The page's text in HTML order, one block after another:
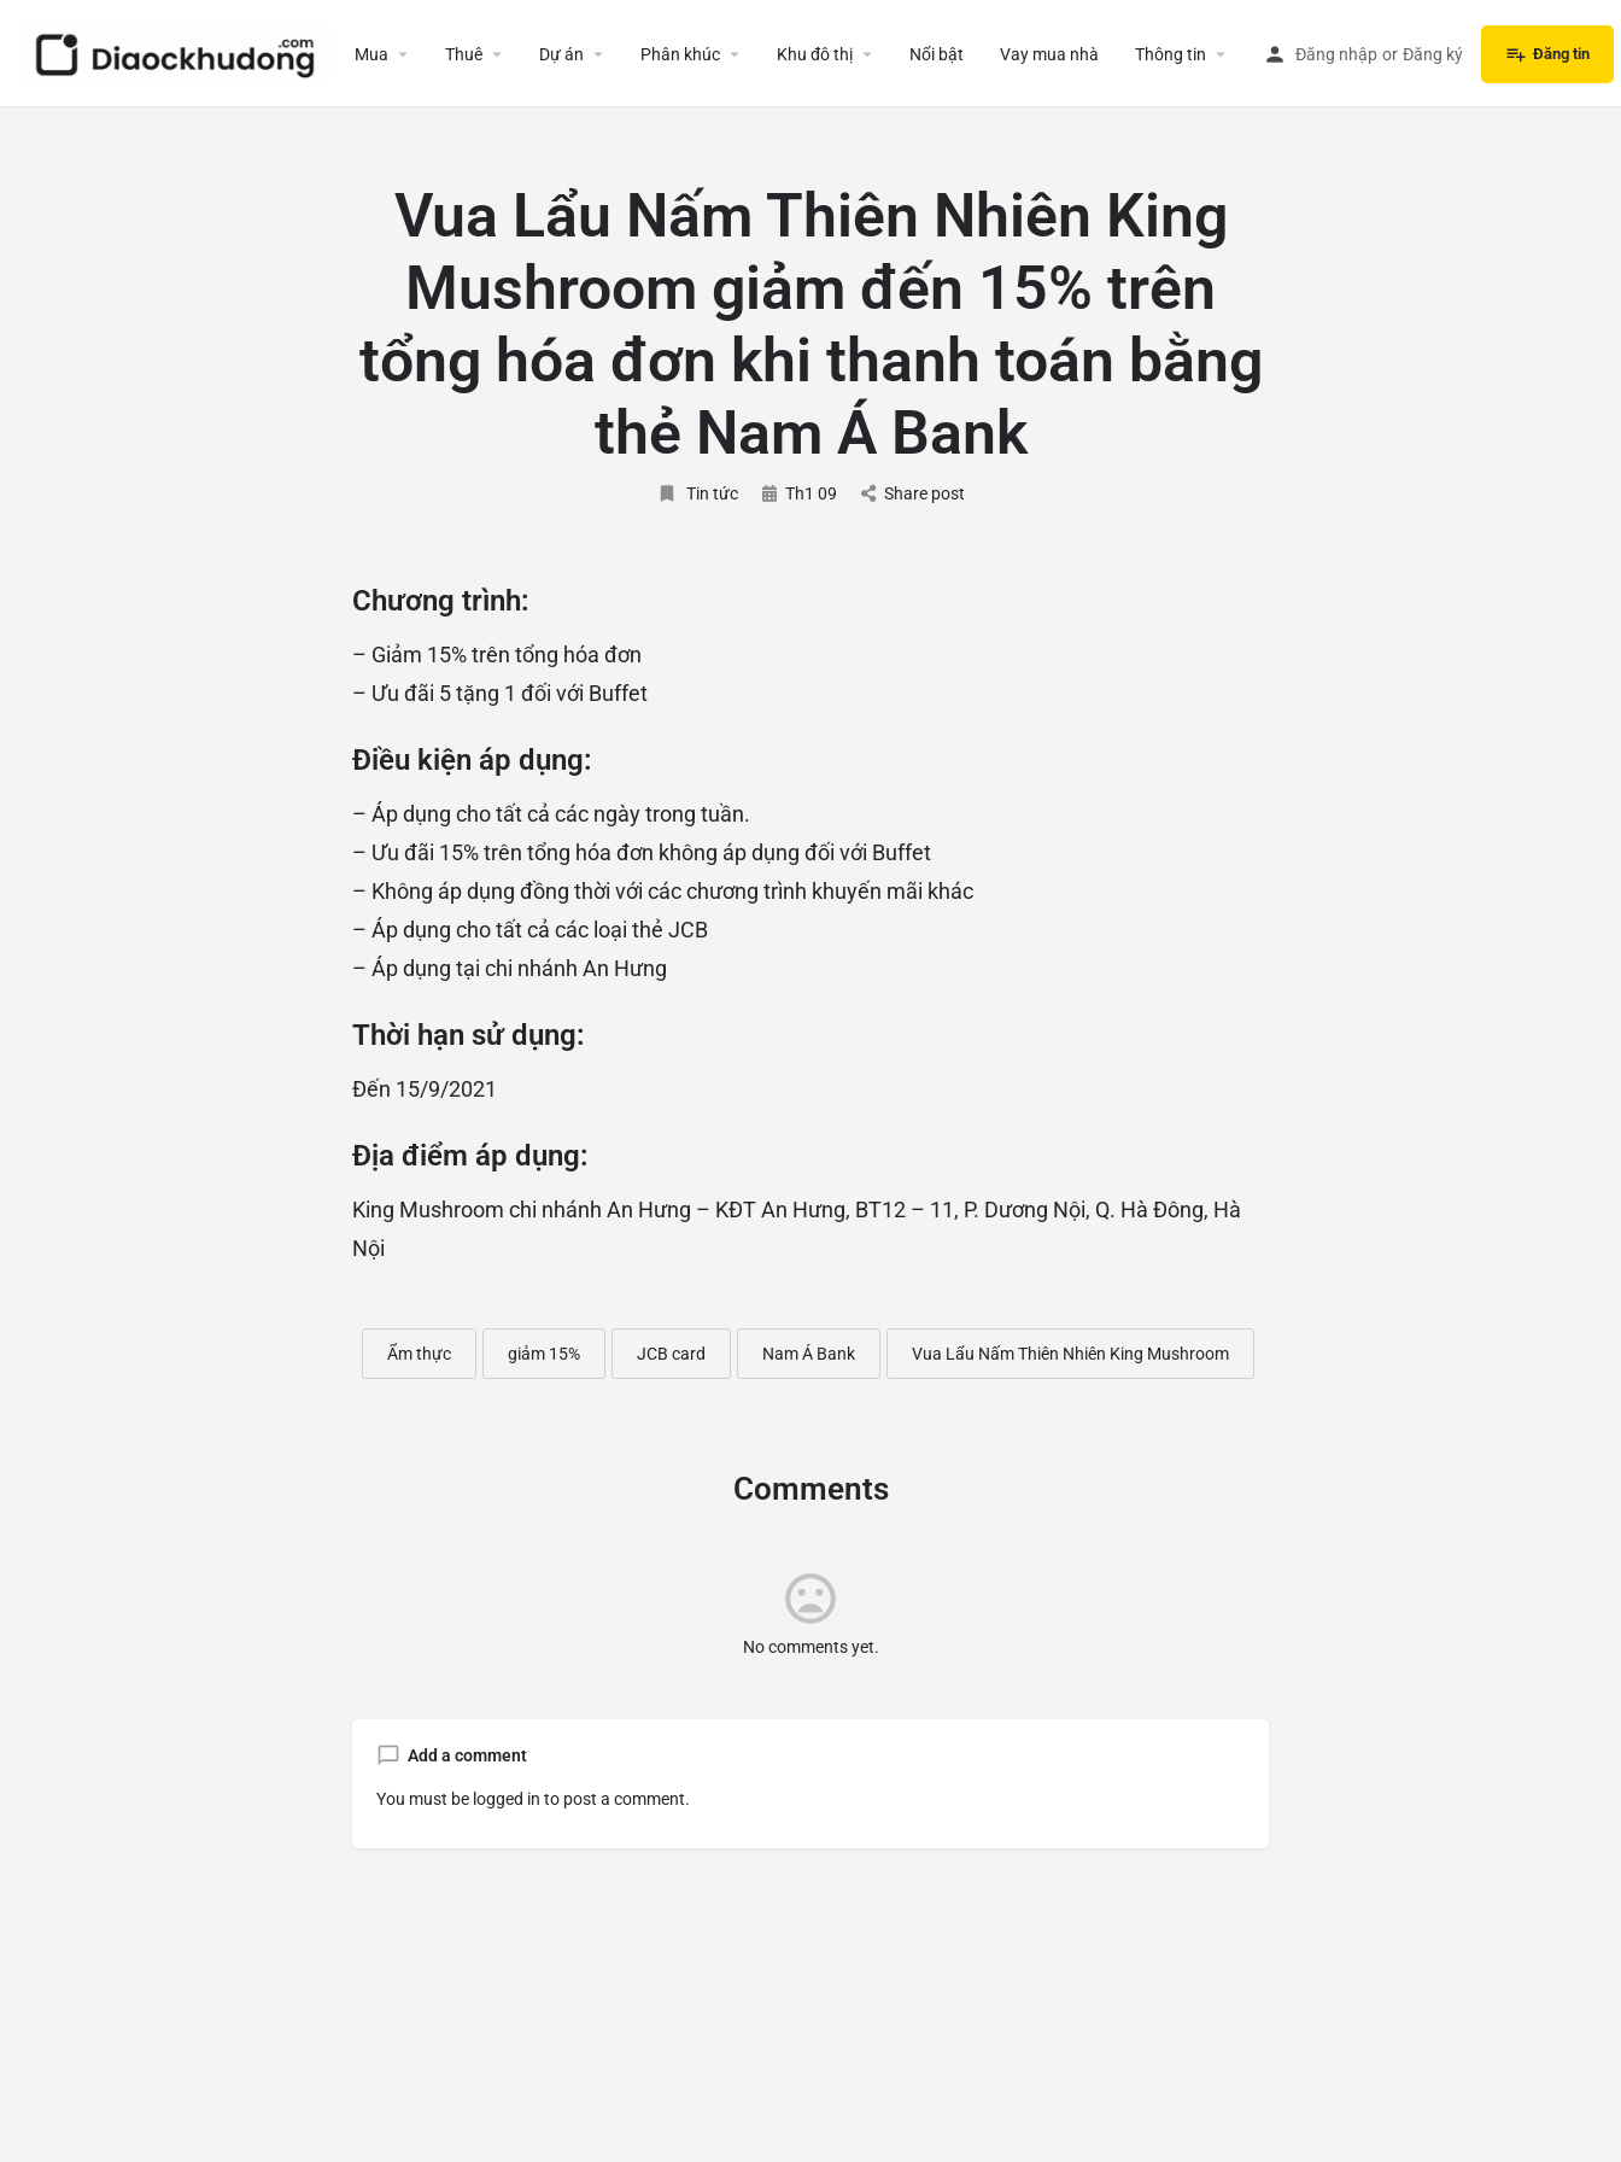
Mua Thuê Dự án Phân khúc Khu đô thị Nổi bật Vay mua nhà Thông tin Đăng nhập or Đăng ký Đăng tin
Vua Lẩu Nấm Thiên Nhiên King
Mushroom giảm đến 15% trên
tổng hóa đơn khi thanh toán bằng
thẻ Nam Á Bank
Tin tức Th1 09 Share post
Chương trình:
– Giảm 15% trên tổng hóa đơn
– Ưu đãi 5 tặng 1 đối với Buffet
Điều kiện áp dụng:
– Áp dụng cho tất cả các ngày trong tuần.
– Ưu đãi 15% trên tổng hóa đơn không áp dụng đối với Buffet
– Không áp dụng đồng thời với các chương trình khuyến mãi khác
– Áp dụng cho tất cả các loại thẻ JCB
– Áp dụng tại chi nhánh An Hưng
Thời hạn sử dụng:
Đến 15/9/2021
Địa điểm áp dụng:
King Mushroom chi nhánh An Hưng – KĐT An Hưng, BT12 – 11, P. Dương Nội, Q. Hà Đông, Hà
Nội
Ẩm thực giảm 15% JCB card Nam Á Bank Vua Lẩu Nấm Thiên Nhiên King Mushroom
Comments
No comments yet.
Add a comment
You must be logged in to post a comment.